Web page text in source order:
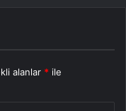
alanlar * ile